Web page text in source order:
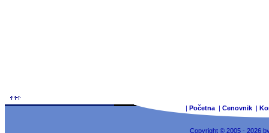
| Početna | Cenovnik |
Copyright © 2005 - 2026